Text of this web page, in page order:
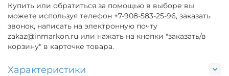
Купить или обратиться за помощью в выборе вы
можете используя телефон +7-908-583-25-96, заказать
звонок, написать на электронную почту
zakaz@inmarkon.ru или нажать на кнопки "заказать/в
корзину" в карточке товара.
Характеристики